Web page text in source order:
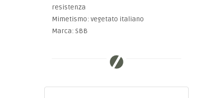
resistenza
Mimetismo: vegetato italiano
Marca: SBB